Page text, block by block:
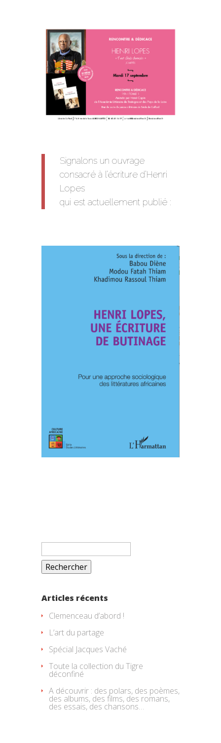
Signalons un ouvrage
consacré à l’écriture d’Henri
Lopes
qui est actuellement publié :
Rechercher :
Articles récents
Clemenceau d’abord !
L’art du partage
Spécial Jacques Vaché
Toute la collection du Tigre
déconfiné
A découvrir : des polars, des poèmes,
des albums, des films, des romans,
des essais, des chansons…